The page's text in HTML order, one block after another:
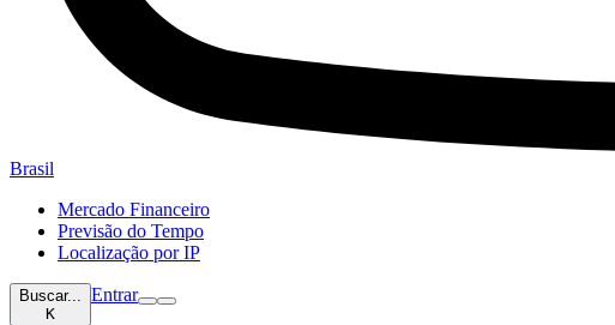
Brasil
Mercado Financeiro
Previsão do Tempo
Localização por IP
Buscar...
K
Entrar